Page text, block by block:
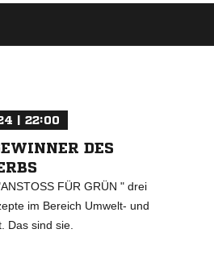
| 22:00
DES
FÜR GRÜN " drei
im Bereich Umwelt- und
Das sind sie.